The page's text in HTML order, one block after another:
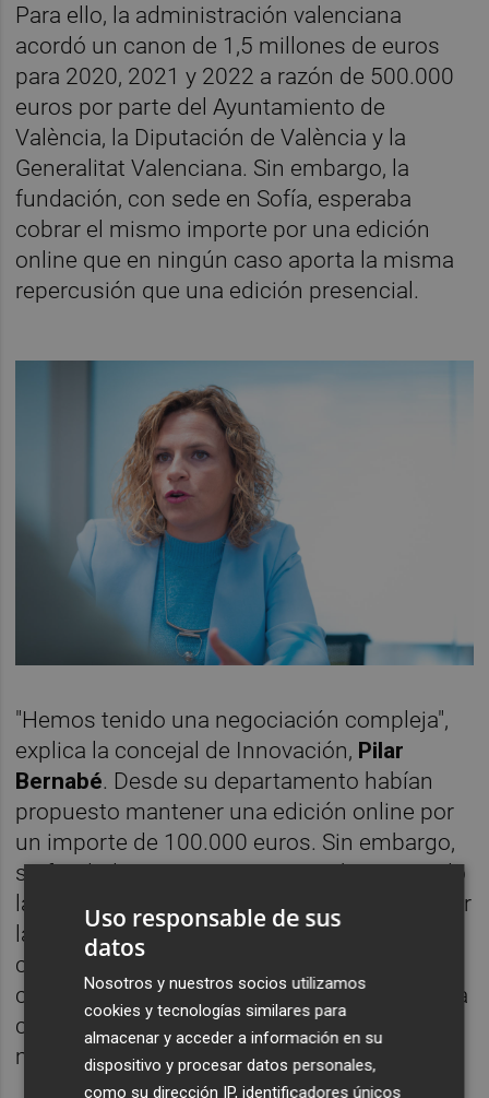
Para ello, la administración valenciana
acordó un canon de 1,5 millones de euros
para 2020, 2021 y 2022 a razón de 500.000
euros por parte del Ayuntamiento de
València, la Diputación de València y la
Generalitat Valenciana. Sin embargo, la
fundación, con sede en Sofía, esperaba
cobrar el mismo importe por una edición
online que en ningún caso aporta la misma
repercusión que una edición presencial.
"Hemos tenido una negociación compleja",
explica la concejal de Innovación, Pilar
Bernabé. Desde su departamento habían
propuesto mantener una edición online por
un importe de 100.000 euros. Sin embargo,
su fundadorPlamen Russevno ha aceptado
la oferta, donde también se incluía garantizar
las celebraciones de 2021 y 2022 en la
ciudad de València. "Querían mantener el
canon pero la repercusión en la imagen de la
ciudad o en las plazas hoteleras no es la
misma", insiste Bernabé.
Uso responsable de sus
datos
Nosotros y nuestros socios utilizamos
cookies y tecnologías similares para
almacenar y acceder a información en su
dispositivo y procesar datos personales,
como su dirección IP, identificadores únicos